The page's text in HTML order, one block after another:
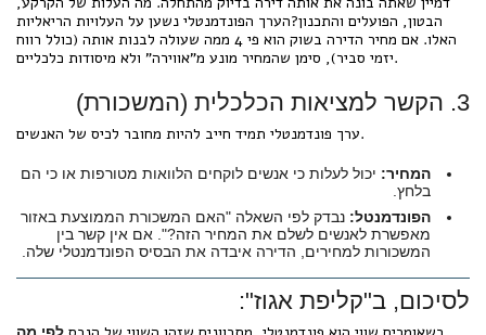
הבטון, הפועלים והתכנון?הערך הפונדמנטלי נשען על העלויות הריאליות
האלו. אם מחיר הדירה בשוק הוא פי 4 ממה שעולה לבנות אותה (כולל רווח
יזמי סביר), סימן שהמחיר מונע מ"אווירה" ולא מיסודות כלכליים.
3. הקשר למציאות הכלכלית (המשכורת)
ערך פונדמנטלי תמיד חייב להיות מחובר לכיס של האנשים.
המחיר: יכול לעלות כי אנשים לוקחים הלוואות מטורפות או כי הם
בלחץ.
הפונדמנטל: נבדק לפי השאלה "האם המשכורת הממוצעת באזור
מאפשרת לאנשים לשלם את המחיר הזה?". אם אין קשר בין
המשכורות למחירים, הדירה איבדה את הבסיס הפונדמנטלי שלה.
לסיכום, ב"קליפת אגוז":
לפי מה